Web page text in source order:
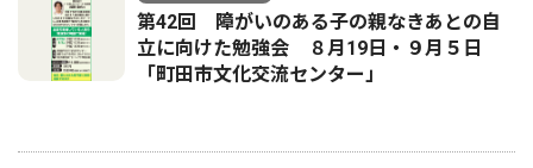
第42回 障がいのある子の親なきあとの自
立に向けた勉強会 ８月19日・９月５日
「町田市文化交流センター」